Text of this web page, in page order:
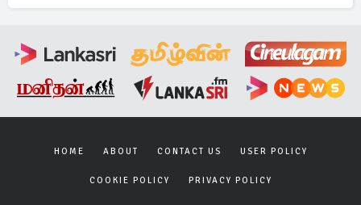
HOME ABOUT CONTACT US USER POLICY
COOKIE POLICY PRIVACY POLICY